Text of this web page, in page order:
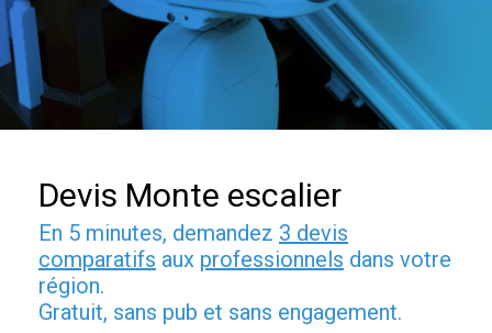
Devis Monte escalier
En 5 minutes, demandez 3 devis
comparatifs aux professionnels dans votre
région.
Gratuit, sans pub et sans engagement.